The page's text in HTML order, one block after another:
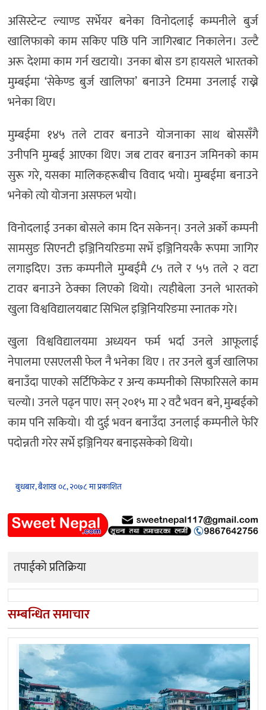
असिस्टेन्ट ल्याण्ड सर्भेयर बनेका विनोदलाई कम्पनीले बुर्ज
खालिफाको काम सकिए पछि पनि जागिरबाट निकालेन। उल्टै
अरू देशमा काम गर्न खटायो। उनका बोस डग हायसले भारतको
मुम्बईमा ‘सेकेण्ड बुर्ज खालिफा’ बनाउने टिममा उनलाई राख्ने
भनेका थिए।
मुम्बईमा १४५ तले टावर बनाउने योजनाका साथ बोससँगै
उनीपनि मुम्बई आएका थिए। जब टावर बनाउन जमिनको काम
सुरू गरे, यसका मालिकहरूबीच विवाद भयो। मुम्बईमा बनाउने
भनेको त्यो योजना असफल भयो।
विनोदलाई उनका बोसले काम दिन सकेनन्। उनले अर्को कम्पनी
सामसुङ सिएनटी इञ्जिनियरिङमा सर्भे इञ्जिनियरकै रूपमा जागिर
लगाइदिए। उक्त कम्पनीले मुम्बईमै ८५ तले र ५५ तले २ वटा
टावर बनाउने ठेक्का लिएको थियो। त्यहीबेला उनले भारतको
खुला विश्वविद्यालयबाट सिभिल इञ्जिनियरिङमा स्नातक गरे।
खुला विश्वविद्यालयमा अध्ययन फर्म भर्दा उनले आफूलाई
नेपालमा एसएलसी फेल नै भनेका थिए । तर उनले बुर्ज खालिफा
बनाउँदा पाएको सर्टिफिकेट र अन्य कम्पनीको सिफारिसले काम
चल्यो। उनले पढ्न पाए। सन् २०१५ मा २ वटै भवन बने, मुम्बईको
काम पनि सकियो। यी दुई भवन बनाउँदा उनलाई कम्पनीले फेरि
पदोन्नती गरेर सर्भे इञ्जिनियर बनाइसकेको थियो।
बुधबार, बैशाख ०८, २०७८ मा प्रकाशित
तपाईको प्रतिक्रिया
सम्बन्धित समाचार